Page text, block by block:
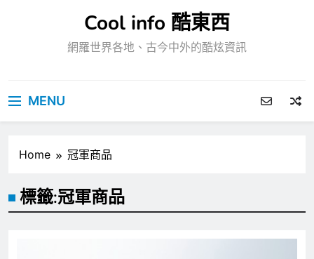
Cool info 酷東西
網羅世界各地、古今中外的酷炫資訊
MENU
Home 冠軍商品
標籤:冠軍商品